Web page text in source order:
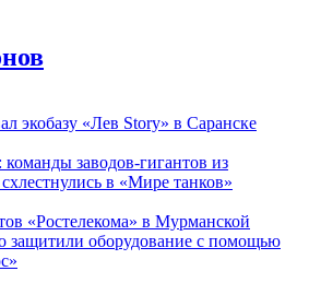
экобазу «Лев Story» в Саранске
заводов-гигантов из
в «Мире танков»
«Ростелекома» в Мурманской
защитили оборудование с помощью